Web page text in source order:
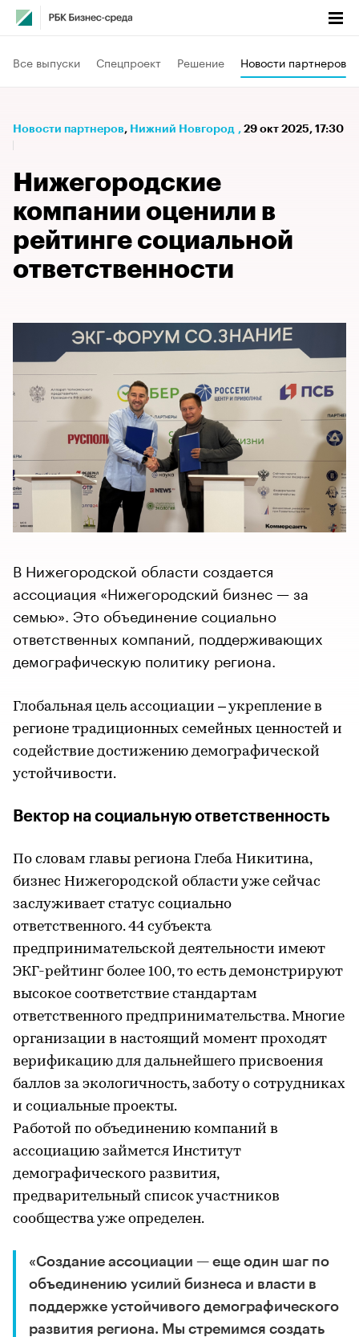
Все выпуски Спецпроект Решение Новости партнеров
Новости партнеров⁠, Нижний Новгород , 29 окт 2025, 17:30
Нижегородские
компании оценили в
рейтинге социальной
ответственности
В Нижегородской области создается
ассоциация «Нижегородский бизнес — за
семью». Это объединение социально
ответственных компаний, поддерживающих
демографическую политику региона.
Глобальная цель ассоциации – укрепление в
регионе традиционных семейных ценностей и
содействие достижению демографической
устойчивости.
Вектор на социальную ответственность
По словам главы региона Глеба Никитина,
бизнес Нижегородской области уже сейчас
заслуживает статус социально
ответственного. 44 субъекта
предпринимательской деятельности имеют
ЭКГ-рейтинг более 100, то есть демонстрируют
высокое соответствие стандартам
ответственного предпринимательства. Многие
организации в настоящий момент проходят
верификацию для дальнейшего присвоения
баллов за экологичность, заботу о сотрудниках
и социальные проекты.
Работой по объединению компаний в
ассоциацию займется Институт
демографического развития,
предварительный список участников
сообщества уже определен.
«Создание ассоциации — еще один шаг по
объединению усилий бизнеса и власти в
поддержке устойчивого демографического
развития региона. Мы стремимся создать